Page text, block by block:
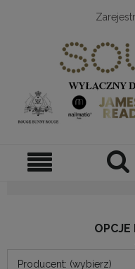
OPCJE
Producent: (wybierz)